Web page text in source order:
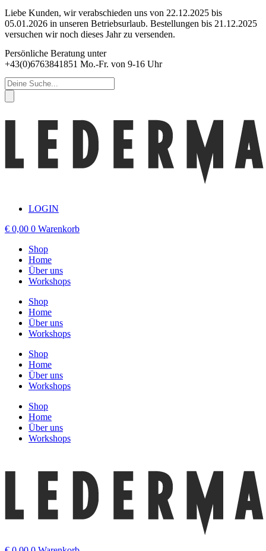
Zum
Inhalt
springen
Liebe Kunden, wir verabschieden uns von 22.12.2025 bis
05.01.2026 in unseren Betriebsurlaub. Bestellungen bis 21.12.2025
versuchen wir noch dieses Jahr zu versenden.
Persönliche Beratung unter
+43(0)6763841851 Mo.-Fr. von 9-16 Uhr
Products
search
LOGIN
€ 0,00 0 Warenkorb
Shop
Home
Über uns
Workshops
Shop
Home
Über uns
Workshops
Shop
Home
Über uns
Workshops
Shop
Home
Über uns
Workshops